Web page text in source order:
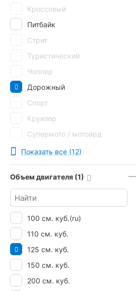
Кроссовый
Питбайк
Стрит
Туристический
Чоппер
Дорожный
Спорт
Круизер
Супермото / мотоард
Эндуро
Грузовой
Показать все (12)
Объем двигателя (1)
100 см. куб.(ru)
110 см. куб.
125 см. куб.
150 см. куб.
200 см. куб.